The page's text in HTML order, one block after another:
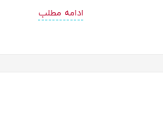
کن سگ بدانید بدانید را بررسی
ادامه مطلب